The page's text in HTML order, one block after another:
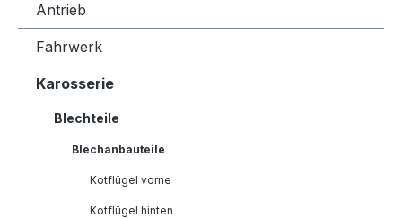
Antrieb
Fahrwerk
Karosserie
Blechteile
Blechanbauteile
Kotflügel vorne
Kotflügel hinten